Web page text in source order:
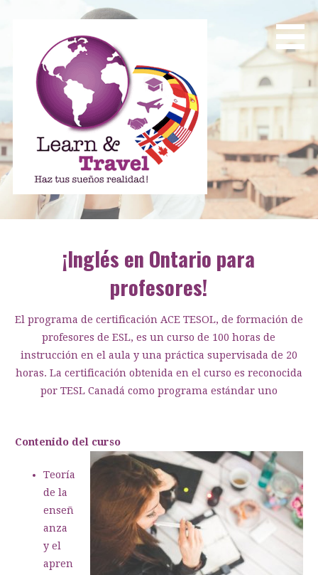
Learn and Travel
Agencia de Internacionalización Académica
¡Inglés en Ontario para
profesores!
El programa de certificación ACE TESOL, de formación de
profesores de ESL, es un curso de 100 horas de
instrucción en el aula y una práctica supervisada de 20
horas. La certificación obtenida en el curso es reconocida
por TESL Canadá como programa estándar uno
Contenido del curso
Teoría
de la
enseñ
anza
y el
apren